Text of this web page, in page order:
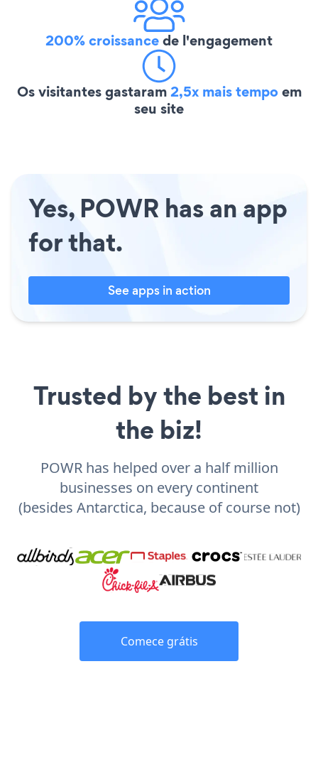
200% croissancede l'engagement
Os visitantes gastaram2,5x mais tempoem
seu site
Yes, POWR has an app
for that.
See apps in action
Trusted by the best in
the biz!
POWR has helped over a half million
businesses on every continent
(besides Antarctica, because of course not)
Comece grátis